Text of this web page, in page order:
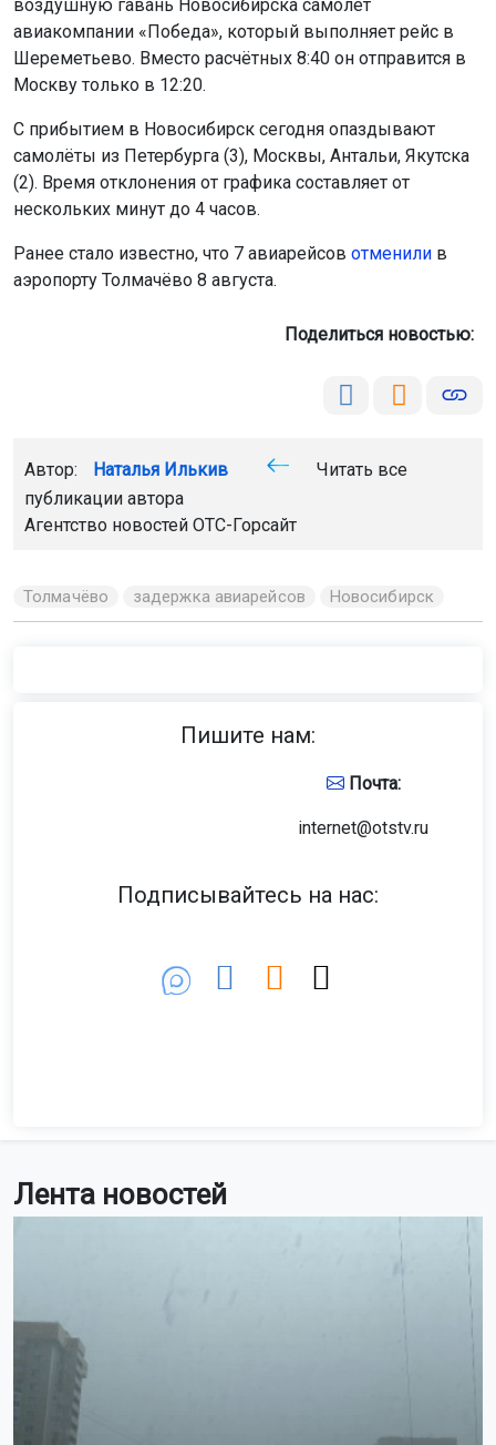
Лента новостей
воздушную гавань Новосибирска самолёт
авиакомпании «Победа», который выполняет рейс в
Шереметьево. Вместо расчётных 8:40 он отправится в
Москву только в 12:20.
С прибытием в Новосибирск сегодня опаздывают
самолёты из Петербурга (3), Москвы, Антальи, Якутска
(2). Время отклонения от графика составляет от
нескольких минут до 4 часов.
Ранее стало известно, что 7 авиарейсов отменили в
аэропорту Толмачёво 8 августа.
Поделиться новостью:
Автор: Наталья Илькив
Читать все
публикации автора
Агентство новостей ОТС-Горсайт
Толмачёво задержка авиарейсов Новосибирск
Пишите нам:
Почта:
internet@otstv.ru
Подписывайтесь на нас: